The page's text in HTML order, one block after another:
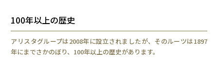
100年以上の歴史
アリスタグループは2008年に設立されましたが、そのルーツは1897
年にまでさかのぼり、100年以上の歴史があります。